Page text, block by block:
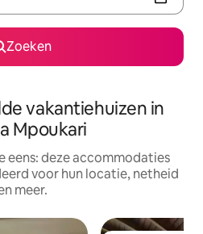
Zoeken
vakantiehuizen in
Mpoukari
eens: deze accommodaties
voor hun locatie, netheid
meer.